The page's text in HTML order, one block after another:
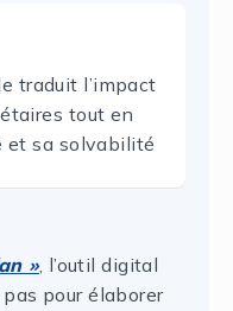
traduit l’impact
tout en
et sa solvabilité
», l’outil digital
pour élaborer